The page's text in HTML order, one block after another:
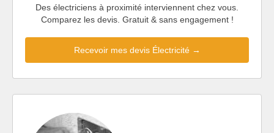
Des électriciens à proximité interviennent chez vous.
Comparez les devis. Gratuit & sans engagement !
Recevoir mes devis Électricité →